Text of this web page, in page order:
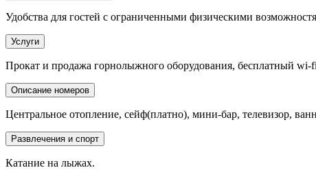
Удобства для гостей с ограниченными физическими
Услуги
Прокат и продажа горнолыжного оборудования, бесплатный
Описание номеров
Центральное отопление, сейф(платно), мини-бар, телевизор,
Развлечения и спорт
Катание на лыжах.